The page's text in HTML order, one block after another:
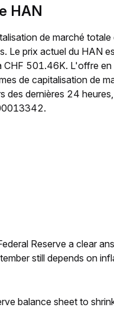
HAN
de marché
Le prix actuel du HAN
CHF 501.46K. L'offre
de capitalisation de
dernières 24
Reserve a clear
still depends on
balance sheet to